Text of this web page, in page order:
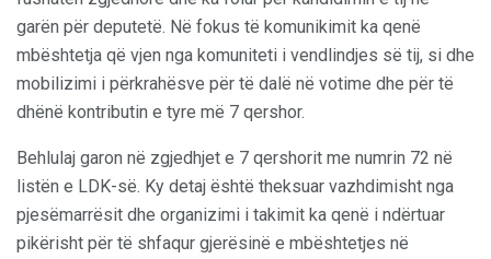
garën për deputetë. Në fokus të komunikimit ka qenë
mbështetja që vjen nga komuniteti i vendlindjes së tij, si dhe
mobilizimi i përkrahësve për të dalë në votime dhe për të
dhënë kontributin e tyre më 7 qershor.
Behlulaj garon në zgjedhjet e 7 qershorit me numrin 72 në
listën e LDK-së. Ky detaj është theksuar vazhdimisht nga
pjesëmarrësit dhe organizimi i takimit ka qenë i ndërtuar
pikërisht për të shfaqur gjerësinë e mbështetjes në